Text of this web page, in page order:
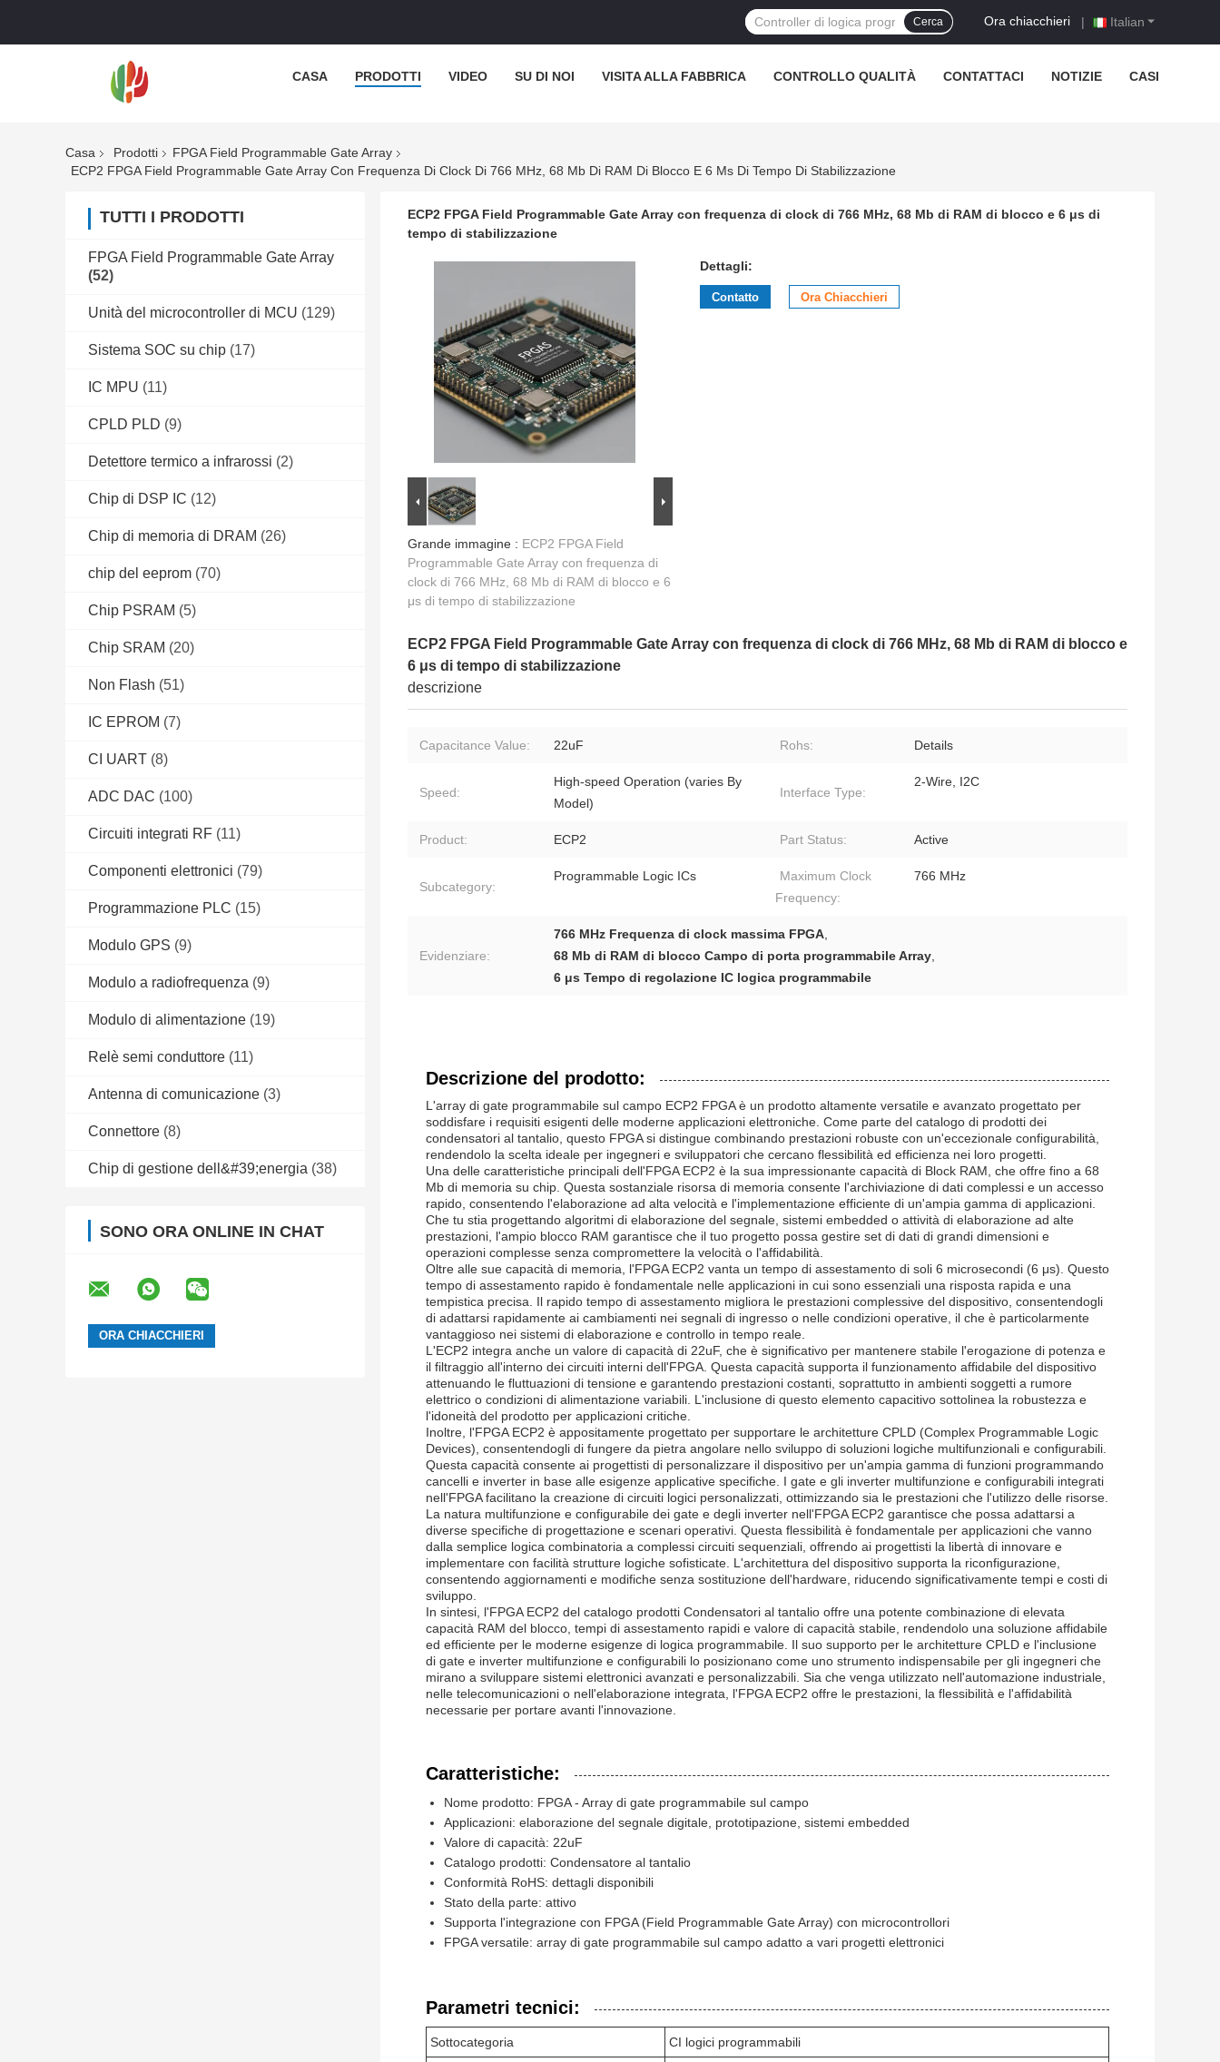
Italian
Ora chiacchieri |
Cerca
CASA PRODOTTI VIDEO SU DI NOI VISITA ALLA FABBRICA CONTROLLO QUALITÀ CONTATTACI NOTIZIE CASI
Casa Prodotti
FPGA Field Programmable Gate Array
ECP2 FPGA Field Programmable Gate Array Con Frequenza Di Clock Di 766 MHz, 68 Mb Di RAM Di Blocco E 6 Μs Di Tempo Di Stabilizzazione
TUTTI I PRODOTTI
FPGA Field Programmable Gate Array
(52)
Unità del microcontroller di MCU (129)
Sistema SOC su chip (17)
IC MPU (11)
CPLD PLD (9)
Detettore termico a infrarossi (2)
Chip di DSP IC (12)
Chip di memoria di DRAM (26)
chip del eeprom (70)
Chip PSRAM (5)
Chip SRAM (20)
Non Flash (51)
IC EPROM (7)
CI UART (8)
ADC DAC (100)
Circuiti integrati RF (11)
Componenti elettronici (79)
Programmazione PLC (15)
Modulo GPS (9)
Modulo a radiofrequenza (9)
Modulo di alimentazione (19)
Relè semi conduttore (11)
Antenna di comunicazione (3)
Connettore (8)
Chip di gestione dell&#39;energia (38)
SONO ORA ONLINE IN CHAT
ECP2 FPGA Field Programmable Gate Array con frequenza di clock di 766 MHz, 68 Mb di RAM di blocco e 6 μs di
tempo di stabilizzazione
Grande immagine : ECP2 FPGA Field
Programmable Gate Array con frequenza di
clock di 766 MHz, 68 Mb di RAM di blocco e 6
μs di tempo di stabilizzazione
Dettagli:
Contatto Ora Chiacchieri
ECP2 FPGA Field Programmable Gate Array con frequenza di clock di 766 MHz, 68 Mb di RAM di blocco e
6 μs di tempo di stabilizzazione
descrizione
Capacitance Value: 22uF Rohs: Details
Speed:
High-speed Operation (varies By
Model)
Interface Type:
2-Wire, I2C
Product: ECP2 Part Status: Active
Subcategory:
Programmable Logic ICs
Maximum Clock
Frequency:
766 MHz
Evidenziare:
766 MHz Frequenza di clock massima FPGA
68 Mb di RAM di blocco Campo di porta programmabile Array
6 μs Tempo di regolazione IC logica programmabile
Descrizione del prodotto:
L'array di gate programmabile sul campo ECP2 FPGA è un prodotto altamente versatile e avanzato progettato per
soddisfare i requisiti esigenti delle moderne applicazioni elettroniche. Come parte del catalogo di prodotti dei
condensatori al tantalio, questo FPGA si distingue combinando prestazioni robuste con un'eccezionale configurabilità,
rendendolo la scelta ideale per ingegneri e sviluppatori che cercano flessibilità ed efficienza nei loro progetti.
Una delle caratteristiche principali dell'FPGA ECP2 è la sua impressionante capacità di Block RAM, che offre fino a 68
Mb di memoria su chip. Questa sostanziale risorsa di memoria consente l'archiviazione di dati complessi e un accesso
rapido, consentendo l'elaborazione ad alta velocità e l'implementazione efficiente di un'ampia gamma di applicazioni.
Che tu stia progettando algoritmi di elaborazione del segnale, sistemi embedded o attività di elaborazione ad alte
prestazioni, l'ampio blocco RAM garantisce che il tuo progetto possa gestire set di dati di grandi dimensioni e
operazioni complesse senza compromettere la velocità o l'affidabilità.
Oltre alle sue capacità di memoria, l'FPGA ECP2 vanta un tempo di assestamento di soli 6 microsecondi (6 μs). Questo
tempo di assestamento rapido è fondamentale nelle applicazioni in cui sono essenziali una risposta rapida e una
tempistica precisa. Il rapido tempo di assestamento migliora le prestazioni complessive del dispositivo, consentendogli
di adattarsi rapidamente ai cambiamenti nei segnali di ingresso o nelle condizioni operative, il che è particolarmente
vantaggioso nei sistemi di elaborazione e controllo in tempo reale.
L'ECP2 integra anche un valore di capacità di 22uF, che è significativo per mantenere stabile l'erogazione di potenza e
il filtraggio all'interno dei circuiti interni dell'FPGA. Questa capacità supporta il funzionamento affidabile del dispositivo
attenuando le fluttuazioni di tensione e garantendo prestazioni costanti, soprattutto in ambienti soggetti a rumore
elettrico o condizioni di alimentazione variabili. L'inclusione di questo elemento capacitivo sottolinea la robustezza e
l'idoneità del prodotto per applicazioni critiche.
Inoltre, l'FPGA ECP2 è appositamente progettato per supportare le architetture CPLD (Complex Programmable Logic
Devices), consentendogli di fungere da pietra angolare nello sviluppo di soluzioni logiche multifunzionali e configurabili.
Questa capacità consente ai progettisti di personalizzare il dispositivo per un'ampia gamma di funzioni programmando
cancelli e inverter in base alle esigenze applicative specifiche. I gate e gli inverter multifunzione e configurabili integrati
nell'FPGA facilitano la creazione di circuiti logici personalizzati, ottimizzando sia le prestazioni che l'utilizzo delle risorse.
La natura multifunzione e configurabile dei gate e degli inverter nell'FPGA ECP2 garantisce che possa adattarsi a
diverse specifiche di progettazione e scenari operativi. Questa flessibilità è fondamentale per applicazioni che vanno
dalla semplice logica combinatoria a complessi circuiti sequenziali, offrendo ai progettisti la libertà di innovare e
implementare con facilità strutture logiche sofisticate. L'architettura del dispositivo supporta la riconfigurazione,
consentendo aggiornamenti e modifiche senza sostituzione dell'hardware, riducendo significativamente tempi e costi di
sviluppo.
In sintesi, l'FPGA ECP2 del catalogo prodotti Condensatori al tantalio offre una potente combinazione di elevata
capacità RAM del blocco, tempi di assestamento rapidi e valore di capacità stabile, rendendolo una soluzione affidabile
ed efficiente per le moderne esigenze di logica programmabile. Il suo supporto per le architetture CPLD e l'inclusione
di gate e inverter multifunzione e configurabili lo posizionano come uno strumento indispensabile per gli ingegneri che
mirano a sviluppare sistemi elettronici avanzati e personalizzabili. Sia che venga utilizzato nell'automazione industriale,
nelle telecomunicazioni o nell'elaborazione integrata, l'FPGA ECP2 offre le prestazioni, la flessibilità e l'affidabilità
necessarie per portare avanti l'innovazione.
Caratteristiche:
Nome prodotto: FPGA - Array di gate programmabile sul campo
Applicazioni: elaborazione del segnale digitale, prototipazione, sistemi embedded
Valore di capacità: 22uF
Catalogo prodotti: Condensatore al tantalio
Conformità RoHS: dettagli disponibili
Stato della parte: attivo
Supporta l'integrazione con FPGA (Field Programmable Gate Array) con microcontrollori
FPGA versatile: array di gate programmabile sul campo adatto a vari progetti elettronici
Parametri tecnici:
Sottocategoria CI logici programmabili